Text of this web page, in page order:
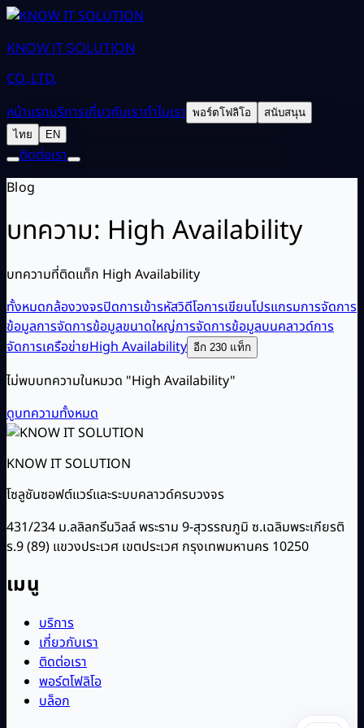
KNOW IT SOLUTION
CO.,LTD.
หน้าแรกบริการเกี่ยวกับเราทำไมเรา พอร์ตโฟลิโอ
สนับสนุน
ไทย
EN
ติดต่อเรา
Blog
บทความ: High Availability
บทความที่ติดแท็ก High Availability
ทั้งหมดกล้องวงจรปิดการเข้ารหัสวิดีโอการเขียนโปรแกรมการจัดการ
ข้อมูลการจัดการข้อมูลขนาดใหญ่การจัดการข้อมูลบนคลาวด์การ
จัดการเครือข่ายHigh Availability อีก 230 แท็ก
ไม่พบบทความในหมวด "High Availability"
ดูบทความทั้งหมด
KNOW IT SOLUTION
โซลูชันซอฟต์แวร์และระบบคลาวด์ครบวงจร
431/234 ม.ลลิลกรีนวิลล์ พระราม 9-สุวรรณภูมิ ซ.เฉลิมพระเกียรติ
ร.9 (89) แขวงประเวศ เขตประเวศ กรุงเทพมหานคร 10250
เมนู
บริการ
เกี่ยวกับเรา
ติดต่อเรา
พอร์ตโฟลิโอ
บล็อก